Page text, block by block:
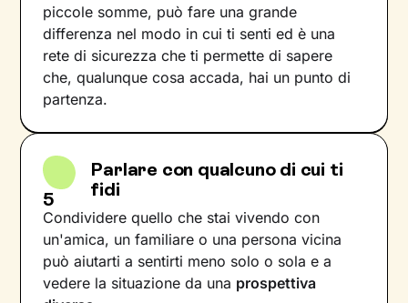
piccole somme, può fare una grande
differenza nel modo in cui ti senti ed è una
rete di sicurezza che ti permette di sapere
che, qualunque cosa accada, hai un punto di
partenza.
5
Parlare con qualcuno di cui ti
fidi
Condividere quello che stai vivendo con
un'amica, un familiare o una persona vicina
può aiutarti a sentirti meno solo o sola e a
vedere la situazione da una prospettiva